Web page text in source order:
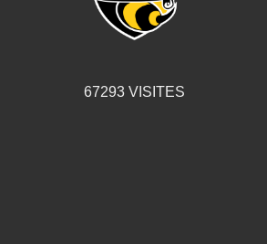
67293VISITES